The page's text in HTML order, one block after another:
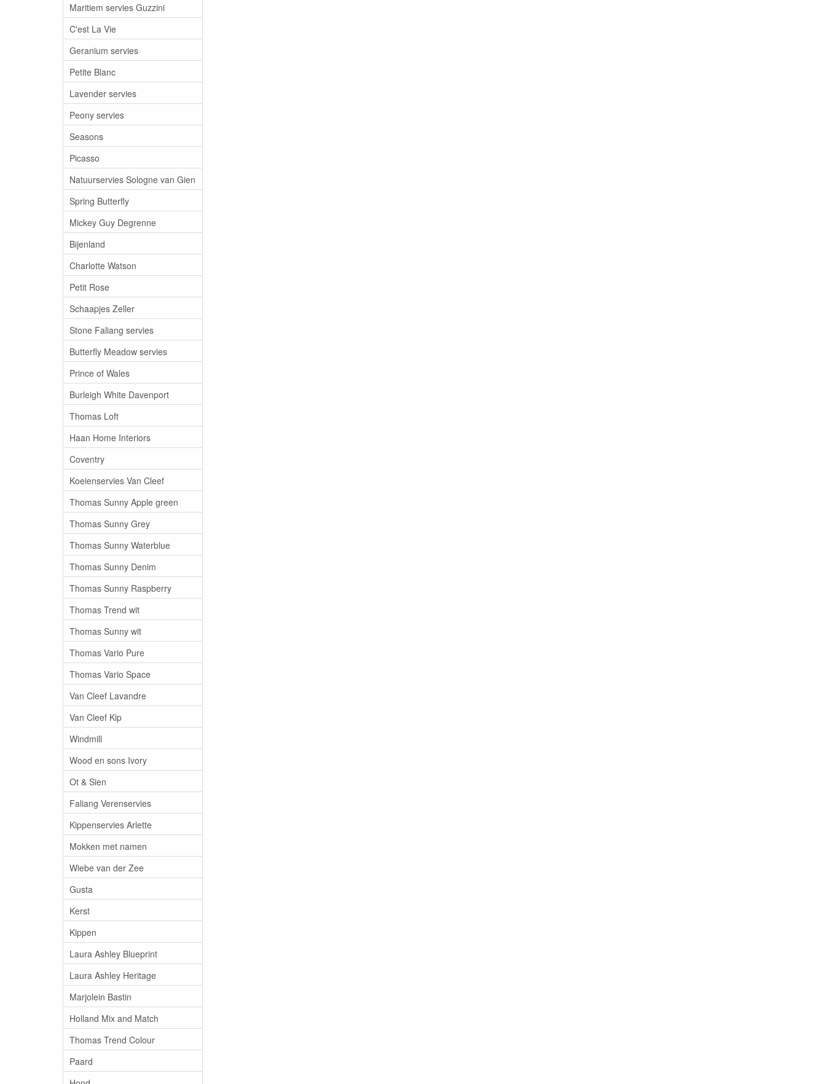
Maritiem servies Guzzini
C'est La Vie
Geranium servies
Petite Blanc
Lavender servies
Peony servies
Seasons
Picasso
Natuurservies Sologne van Gien
Spring Butterfly
Mickey Guy Degrenne
Bijenland
Charlotte Watson
Petit Rose
Schaapjes Zeller
Stone Faliang servies
Butterfly Meadow servies
Prince of Wales
Burleigh White Davenport
Thomas Loft
Haan Home Interiors
Coventry
Koeienservies Van Cleef
Thomas Sunny Apple green
Thomas Sunny Grey
Thomas Sunny Waterblue
Thomas Sunny Denim
Thomas Sunny Raspberry
Thomas Trend wit
Thomas Sunny wit
Thomas Vario Pure
Thomas Vario Space
Van Cleef Lavandre
Van Cleef Kip
Windmill
Wood en sons Ivory
Ot & Sien
Faliang Verenservies
Kippenservies Arlette
Mokken met namen
Wiebe van der Zee
Gusta
Kerst
Kippen
Laura Ashley Blueprint
Laura Ashley Heritage
Marjolein Bastin
Holland Mix and Match
Thomas Trend Colour
Paard